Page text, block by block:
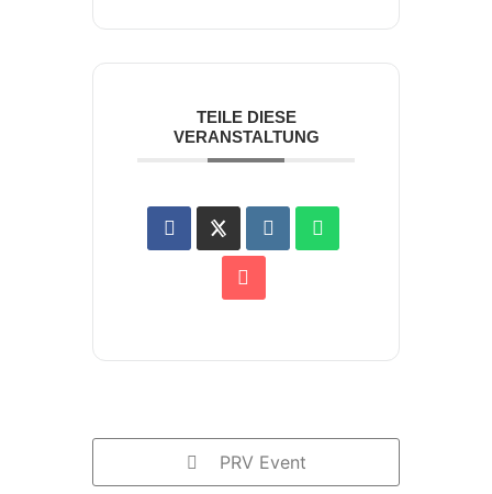
TEILE DIESE
VERANSTALTUNG
PRV Event